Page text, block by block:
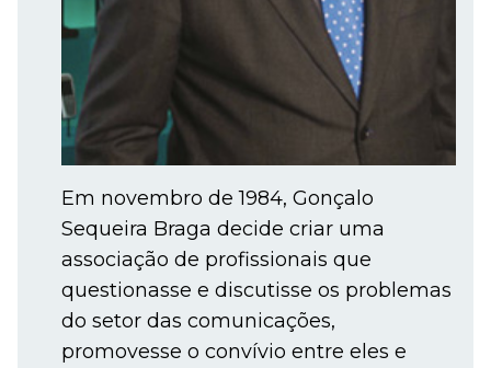
Em novembro de 1984, Gonçalo
Sequeira Braga decide criar uma
associação de profissionais que
questionasse e discutisse os problemas
do setor das comunicações,
promovesse o convívio entre eles e